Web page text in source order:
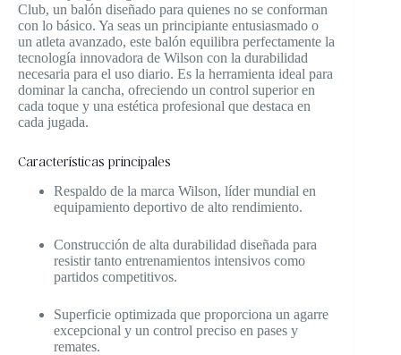
Club, un balón diseñado para quienes no se conforman
con lo básico. Ya seas un principiante entusiasmado o
un atleta avanzado, este balón equilibra perfectamente la
tecnología innovadora de Wilson con la durabilidad
necesaria para el uso diario. Es la herramienta ideal para
dominar la cancha, ofreciendo un control superior en
cada toque y una estética profesional que destaca en
cada jugada.
Características principales
Respaldo de la marca Wilson, líder mundial en
equipamiento deportivo de alto rendimiento.
Construcción de alta durabilidad diseñada para
resistir tanto entrenamientos intensivos como
partidos competitivos.
Superficie optimizada que proporciona un agarre
excepcional y un control preciso en pases y
remates.